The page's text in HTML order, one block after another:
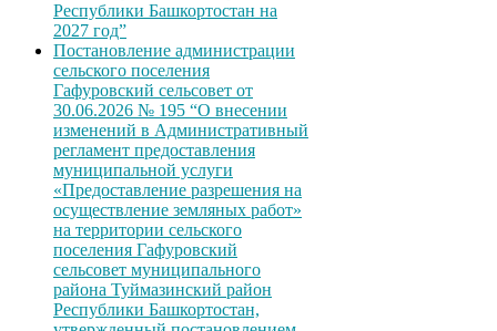
Республики Башкортостан на
2027 год”
Постановление администрации
сельского поселения
Гафуровский сельсовет от
30.06.2026 № 195 “О внесении
изменений в Административный
регламент предоставления
муниципальной услуги
«Предоставление разрешения на
осуществление земляных работ»
на территории сельского
поселения Гафуровский
сельсовет муниципального
района Туймазинский район
Республики Башкортостан,